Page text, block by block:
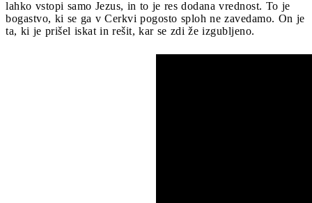
lahko vstopi samo Jezus, in to je res dodana vrednost. To je
bogastvo, ki se ga v Cerkvi pogosto sploh ne zavedamo. On je
ta, ki je prišel iskat in rešit, kar se zdi že izgubljeno.